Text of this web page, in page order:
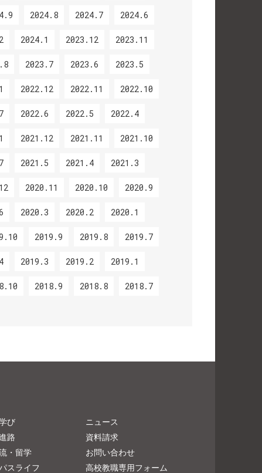
2024.8 2024.7 2024.6
2024.1 2023.12 2023.11
2023.7 2023.6 2023.5
2022.12 2022.11 2022.10
2022.6 2022.5 2022.4
2021.12 2021.11 2021.10
2021.5 2021.4 2021.3
2020.11 2020.10 2020.9
2020.3 2020.2 2020.1
2019.9 2019.8 2019.7
2019.3 2019.2 2019.1
2018.9 2018.8 2018.7
び
路
・留学
スライフ
ニュース
資料請求
お問い合わせ
高校教職専用フォーム